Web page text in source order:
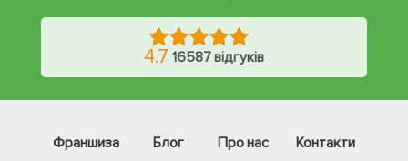
4.7 16587 відгуків
Франшиза Блог Про нас
Контакти